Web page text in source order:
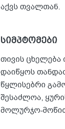
აქვს თვალთან.
სიმპტომები
თივის ცხელება
დაიწყოს
წყლისებრი
შესაძლოა,
მოლურჯო-